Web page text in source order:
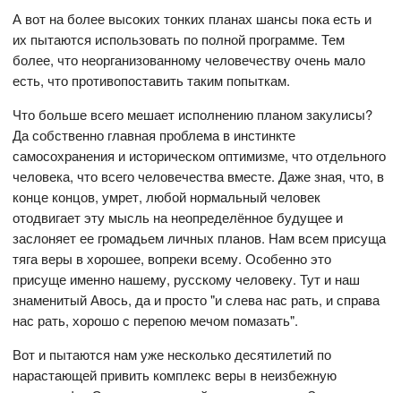
А вот на более высоких тонких планах шансы пока есть и
их пытаются использовать по полной программе. Тем
более, что неорганизованному человечеству очень мало
есть, что противопоставить таким попыткам.
Что больше всего мешает исполнению планом закулисы?
Да собственно главная проблема в инстинкте
самосохранения и историческом оптимизме, что отдельного
человека, что всего человечества вместе. Даже зная, что, в
конце концов, умрет, любой нормальный человек
отодвигает эту мысль на неопределённое будущее и
заслоняет ее громадьем личных планов. Нам всем присуща
тяга веры в хорошее, вопреки всему. Особенно это
присуще именно нашему, русскому человеку. Тут и наш
знаменитый Авось, да и просто "и слева нас рать, и справа
нас рать, хорошо с перепою мечом помазать".
Вот и пытаются нам уже несколько десятилетий по
нарастающей привить комплекс веры в неизбежную